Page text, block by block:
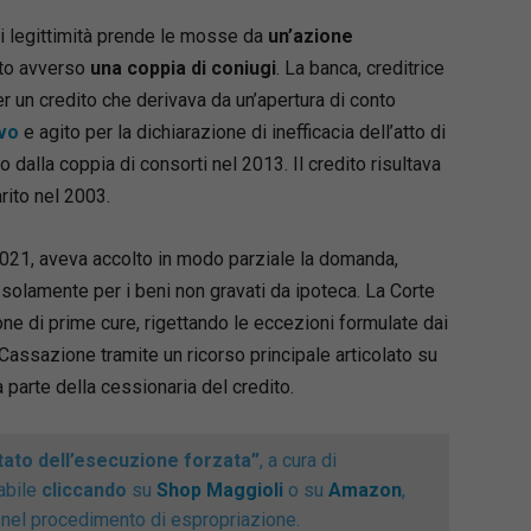
Loaded:
Cassano
Dipartimento di Scienze Giuridiche della
Luiss di Roma. Avvocato, studioso dei diritti
del diritto di famiglia, della responsabilità
diritto di Internet, ha pubblicato oltre 300
legittimità prende le mosse da un’azione
avverso una coppia di coniugi. La banca, creditrice
credito che derivava da un’apertura di conto
e agito per la dichiarazione di inefficacia dell’atto di
dalla coppia di consorti nel 2013. Il credito risultava
nel 2003.
aveva accolto in modo parziale la domanda,
per i beni non gravati da ipoteca. La Corte
di prime cure, rigettando le eccezioni formulate dai
tramite un ricorso principale articolato su
della cessionaria del credito.
dell’esecuzione forzata”, a cura di
cliccando su Shop Maggioli o su Amazon,
procedimento di espropriazione.